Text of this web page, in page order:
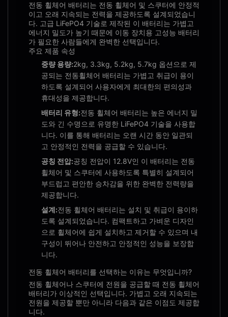
전동 휠체어 배터리는 전동 휠체어 및 스쿠터에 안정적
이고 오래 지속되는 전력을 제공하도록 설계되었습니
다. 고급 LiFePO4 기술로 제작된 이 배터리는 가볍고
에너지 밀도가 높기 때문에 이동 장치용 고성능 배터리
가 필요한 사람들에게 완벽한 선택입니다.
주요 제품 속성
중량 용량:2kg, 3.3kg, 5.2kg, 5.7kg 옵션으로 제
공되는 전동휠체어 배터리는 가볍고 취급이 용이
하도록 설계되어 사용자에게 최대한의 편의성과
휴대성을 제공합니다.
배터리 유형:전동 휠체어 배터리는 높은 에너지 밀
도와 긴 수명으로 유명한 LiFePO4 기술을 사용합
니다. 이를 통해 배터리는 오랜 시간 동안 일관되
고 안정적인 전력을 공급할 수 있습니다.
공칭 전압:공칭 전압이 12.8V인 이 배터리는 전동
휠체어 및 스쿠터에 사용하도록 특별히 설계되어
부드럽고 편안한 승차감을 위한 완벽한 전력량을
제공합니다.
설계:전동 휠체어 배터리는 설치 및 취급이 용이하
도록 설계되었습니다. 컴팩트하고 가벼운 디자인
으로 휠체어에 쉽게 설치하고 제거할 수 있으며 내
구성이 뛰어나 안전하고 안정적인 성능을 보장합
니다.
전동 휠체어 배터리를 선택하는 이유는 무엇입니까?
전동 휠체어나 스쿠터에 전원을 공급할 때 전동 휠체어
배터리가 이상적인 선택입니다. 가볍고 오래 지속되는
전원을 제공할 뿐만 아니라 다음과 같은 이점도 제공합
니다.